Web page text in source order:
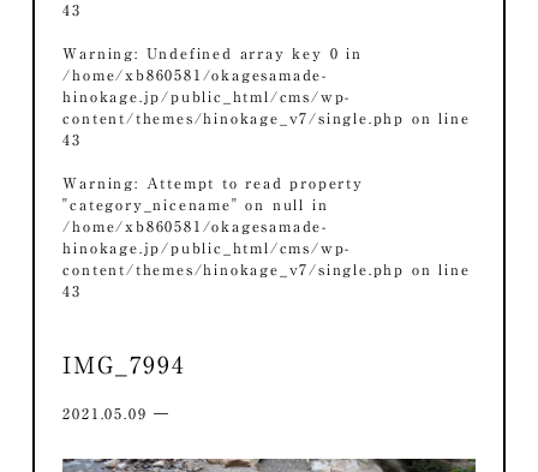
43
Warning: Undefined array key 0 in
/home/xb860581/okagesamade-
hinokage.jp/public_html/cms/wp-
content/themes/hinokage_v7/single.php
on line
43
Warning: Attempt to read property
"category_nicename" on null in
/home/xb860581/okagesamade-
hinokage.jp/public_html/cms/wp-
content/themes/hinokage_v7/single.php
on line
43
IMG_7994
2021.05.09 ―